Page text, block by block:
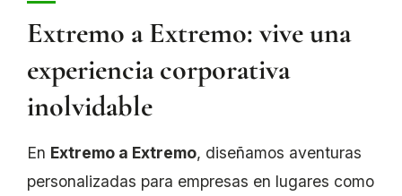
Extremo a Extremo: vive una
experiencia corporativa
inolvidable
En Extremo a Extremo, diseñamos aventuras
personalizadas para empresas en lugares como